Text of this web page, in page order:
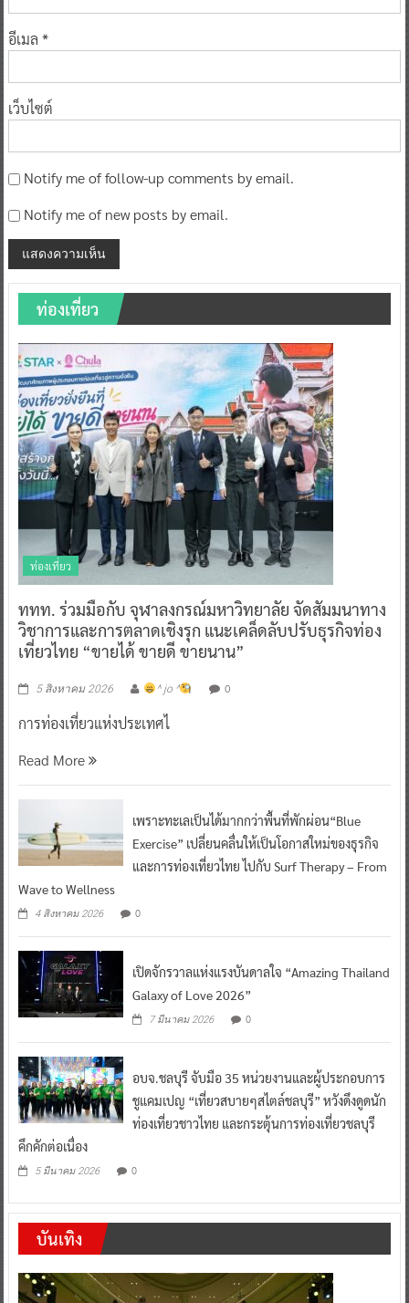
อีเมล *
เว็บไซต์
Notify me of follow-up comments by email.
Notify me of new posts by email.
ท่องเที่ยว
ท่องเที่ยว
ททท. ร่วมมือกับ จุฬาลงกรณ์มหาวิทยาลัย จัดสัมมนาทาง
วิชาการและการตลาดเชิงรุก แนะเคล็ดลับปรับธุรกิจท่อง
เที่ยวไทย “ขายได้ ขายดี ขายนาน”
5 สิงหาคม 2026 ^ jo ^ 0
การท่องเที่ยวแห่งประเทศไ
Read More
เพราะทะเลเป็นได้มากกว่าพื้นที่พักผ่อน“Blue
Exercise” เปลี่ยนคลื่นให้เป็นโอกาสใหม่ของธุรกิจ
และการท่องเที่ยวไทย ไปกับ Surf Therapy – From
Wave to Wellness
4 สิงหาคม 2026 0
เปิดจักรวาลแห่งแรงบันดาลใจ “Amazing Thailand
Galaxy of Love 2026”
7 มีนาคม 2026 0
อบจ.ชลบุรี จับมือ 35 หน่วยงานและผู้ประกอบการ
ชูแคมเปญ “เที่ยวสบายๆสไตล์ชลบุรี” หวังดึงดูดนัก
ท่องเที่ยวชาวไทย และกระตุ้นการท่องเที่ยวชลบุรี
คึกคักต่อเนื่อง
5 มีนาคม 2026 0
บันเทิง